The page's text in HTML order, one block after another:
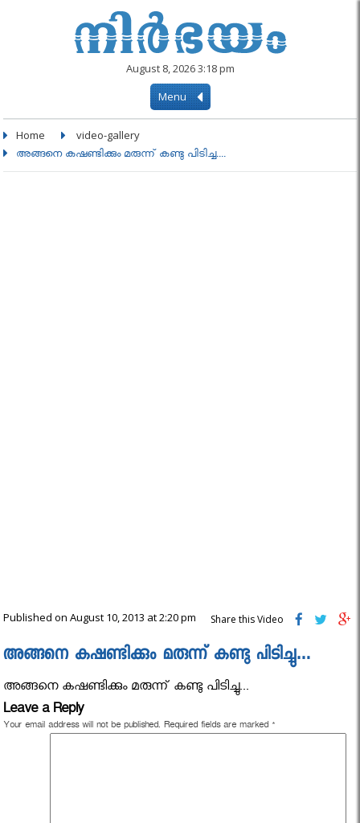
August 8, 2026 3:18 pm
Menu
Home video-gallery
അങ്ങനെ കഷണ്ടിക്കും മരുന്ന് കണ്ടു പിടിച്ച....
Published on August 10, 2013 at 2:20 pm Share this Video
അങ്ങനെ കഷണ്ടിക്കും മരുന്ന് കണ്ടു പിടിച്ചു…
അങ്ങനെ കഷണ്ടിക്കും മരുന്ന് കണ്ടു പിടിച്ചു...
Leave a Reply
Your email address will not be published. Required fields are marked *